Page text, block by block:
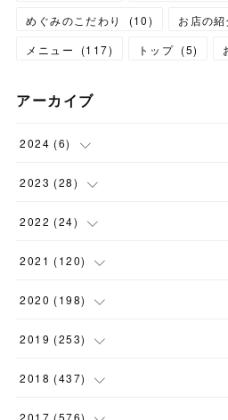
めぐみのこだわり
(10) お店の紹
メニュー
(117) トップ (5)
アーカイブ
2024 (6)
(1)
(1 )
(1)
( 1 )
2023 (28)
(2)
(1)
(1)
(2 )
2022 (24)
(5)
(2)
(2)
( 1 )
2021 (120)
(12)
(3)
(1)
(9)
2020 (198)
(12)
(11)
(12)
2019 (253)
(14)
(27)
2018 (437)
(23)